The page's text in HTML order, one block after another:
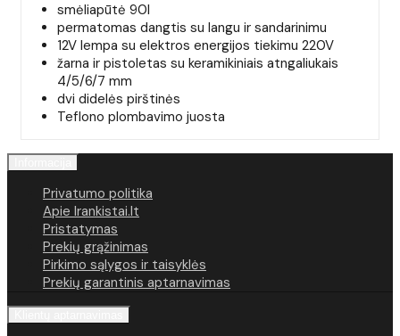
smėliapūtė 90l
permatomas dangtis su langu ir sandarinimu
12V lempa su elektros energijos tiekimu 220V
žarna ir pistoletas su keramikiniais atngaliukais
4/5/6/7 mm
dvi didelės pirštinės
Teflono plombavimo juosta
Privatumo politika
Apie Irankistai.lt
Pristatymas
Prekių grąžinimas
Pirkimo sąlygos ir taisyklės
Prekių garantinis aptarnavimas